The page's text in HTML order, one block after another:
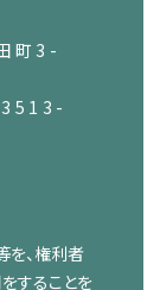
町3-
を、権利者
することを